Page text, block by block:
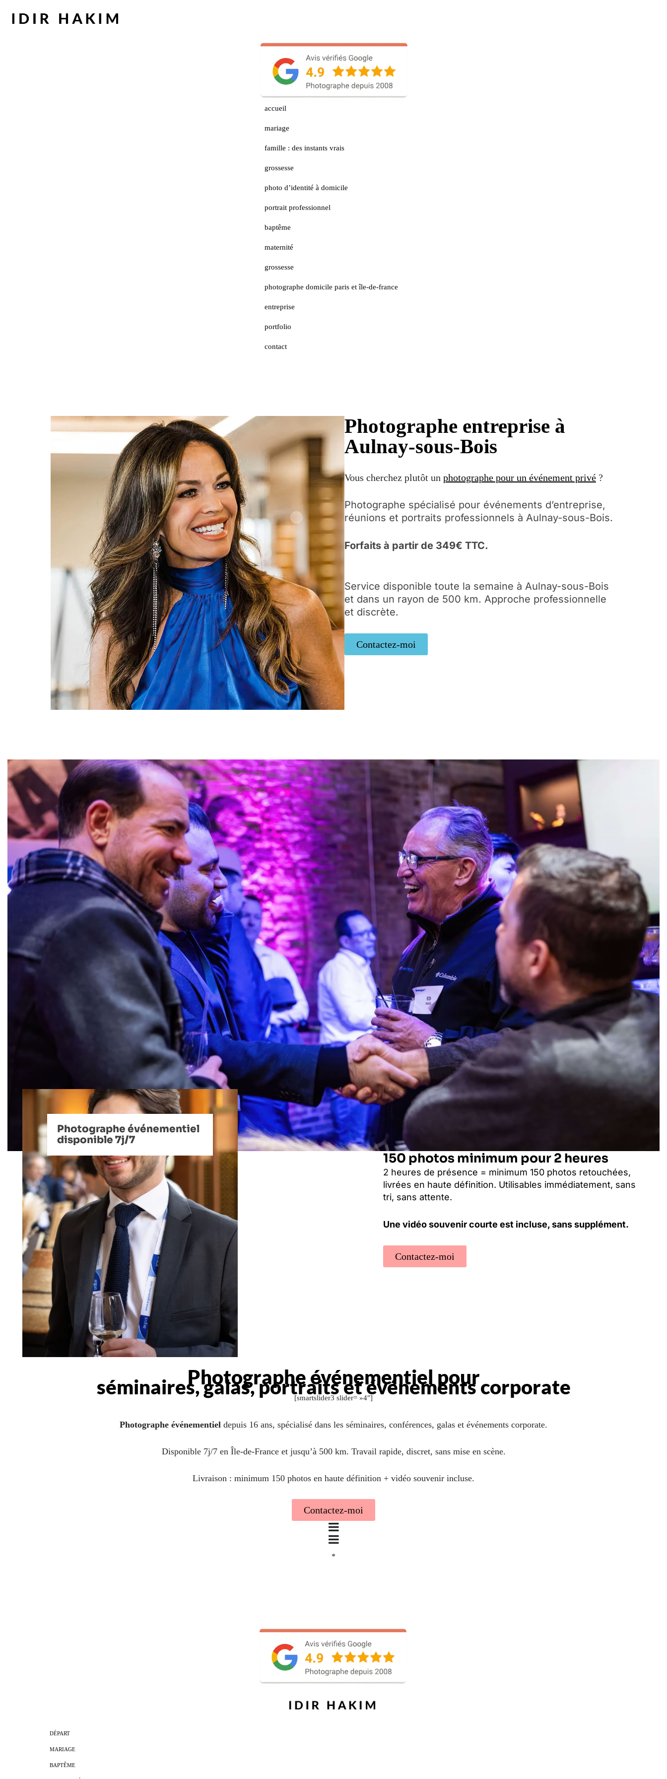
accueil
mariage
famille : des instants vrais
grossesse
photo d’identité à domicile
portrait professionnel
baptême
maternité
grossesse
photographe domicile paris et île-de-france
entreprise
portfolio
contact
Photographe entreprise à
Aulnay-sous-Bois
Vous cherchez plutôt un photographe pour un événement privé?
Photographe spécialisé pour événements d’entreprise,
réunions et portraits professionnels à Aulnay-sous-Bois.
Forfaits à partir de 349€ TTC.
Service disponible toute la semaine à Aulnay-sous-Bois
et dans un rayon de 500 km. Approche professionnelle
et discrète.
Contactez-moi
Photographe événementiel
disponible 7j/7
150 photos minimum pour 2 heures
2 heures de présence = minimum 150 photos retouchées,
livrées en haute définition. Utilisables immédiatement, sans
tri, sans attente.
Une vidéo souvenir courte est incluse, sans supplément.
Contactez-moi
Photographe événementiel pour
séminaires, galas, portraits et événements corporate
[smartslider3 slider= »4″]
Photographe événementiel depuis 16 ans, spécialisé dans les séminaires, conférences, galas et événements corporate.
Disponible 7j/7 en Île-de-France et jusqu’à 500 km. Travail rapide, discret, sans mise en scène.
Livraison : minimum 150 photos en haute définition + vidéo souvenir incluse.
Contactez-moi
*
DÉPART
MARIAGE
BAPTÊME